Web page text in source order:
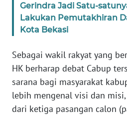
Gerindra Jadi Satu-
Lakukan Pemutakhiran
Kota Bekasi
Sebagai wakil rakyat yang
HK berharap debat Cabup
sarana bagi masyarakat
lebih mengenal visi dan
dari ketiga pasangan calon
WN
JAKARTA
WN
JABAR
WN
BANTEN